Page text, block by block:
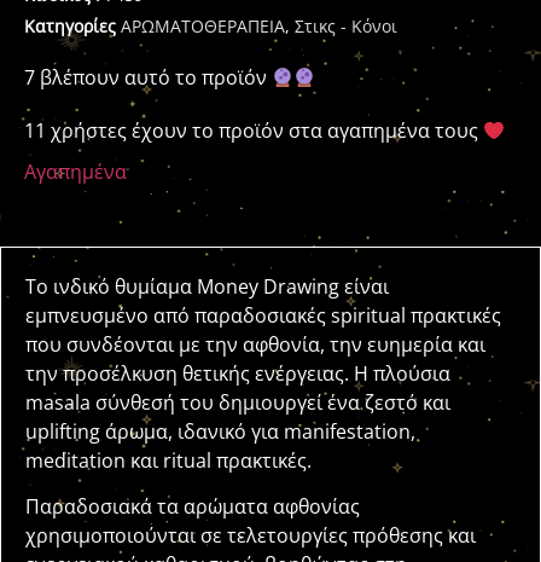
Κατηγορίες ΑΡΩΜΑΤΟΘΕΡΑΠΕΙΑ, Στικς - Κόνοι
7 βλέπουν αυτό το προϊόν
11 χρήστες έχουν το προϊόν στα αγαπημένα τους
Αγαπημένα
Το ινδικό θυμίαμα Money Drawing είναι
εμπνευσμένο από παραδοσιακές spiritual πρακτικές
που συνδέονται με την αφθονία, την ευημερία και
την προσέλκυση θετικής ενέργειας. Η πλούσια
masala σύνθεσή του δημιουργεί ένα ζεστό και
uplifting άρωμα, ιδανικό για manifestation,
meditation και ritual πρακτικές.
Παραδοσιακά τα αρώματα αφθονίας
χρησιμοποιούνται σε τελετουργίες πρόθεσης και